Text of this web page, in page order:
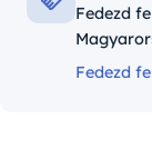
Fedezd
Fedezd